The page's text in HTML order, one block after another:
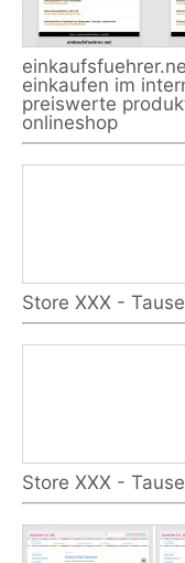
einkaufen im
preiswerte
onlineshop
Store XXX -
Store XXX -